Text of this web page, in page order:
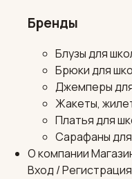
Бренды
Блузы для
Брюки для
Джемперы
Жакеты,
Платья для
Сарафаны
О компании
Вход / Регистрация